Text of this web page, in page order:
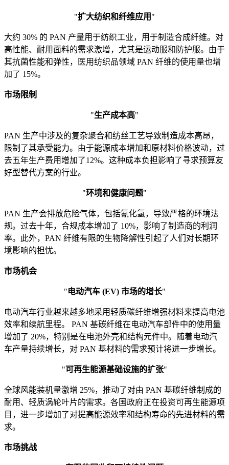
"扩大纺织和纤维应用 "
大约 30% 的 PAN 产量用于纺织工业，用于制造合成纤维。对
高性能、耐用面料的需求激增，尤其是运动服和防护服。由于
其抗菌性能和弹性，医用纺织品领域 PAN 纤维的使用量也增
加了 15%。
市场限制
"生产成本高"
PAN 生产中涉及的复杂聚合和纺丝工艺导致制造成本高昂，
限制了其承受能力。由于能源成本增加和原材料价格波动，过
去五年生产费用增加了12%。这种成本负担影响了寻求预算友
好型替代方案的行业。
"环境和健康问题"
PAN 生产会排放危险气体，包括氰化氢，导致严格的环境法
规。过去十年，合规成本增加了 10%，影响了制造商的利润
率。此外，PAN 纤维有限的生物降解性引起了人们对长期环
境影响的担忧。
市场机会
"电动汽车 (EV) 市场的增长"
电动汽车行业越来越多地采用轻质碳纤维增强材料来提高电池
效率和续航里程。 PAN 基碳纤维在电动汽车部件中的使用量
增加了 20%，特别是在电池外壳和结构元件中。随着电动汽
车产量持续增长，对 PAN 基材料的需求预计将进一步增长。
"可再生能源基础设施的扩张"
全球风能装机量激增 25%，推动了对由 PAN 基碳纤维制成的
耐用、轻质涡轮叶片的需求。各国政府正在投资可再生能源项
目，进一步增加了对提高能源效率和结构寿命的先进材料的需
求。
市场挑战